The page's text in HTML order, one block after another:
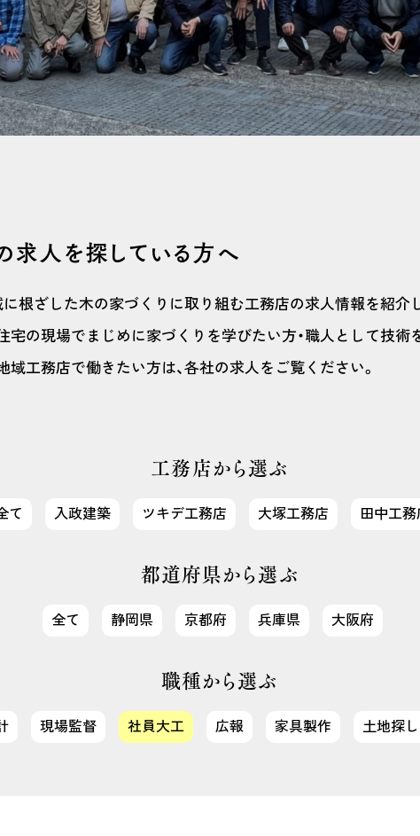
求人を探している方へ
根ざした木の家づくりに取り組む工務店の求人情報を紹介
宅の現場でまじめに家づくりを学びたい方・職人として技術
工務店で働きたい方は、各社の求人をご覧ください。
工務店から選ぶ
て 入政建築 ツキデ工務店 大塚工務店 田中工務
都道府県から選ぶ
全て 静岡県 京都府 兵庫県 大阪府
職種から選ぶ
現場監督 社員大工 広報 家具製作 土地探